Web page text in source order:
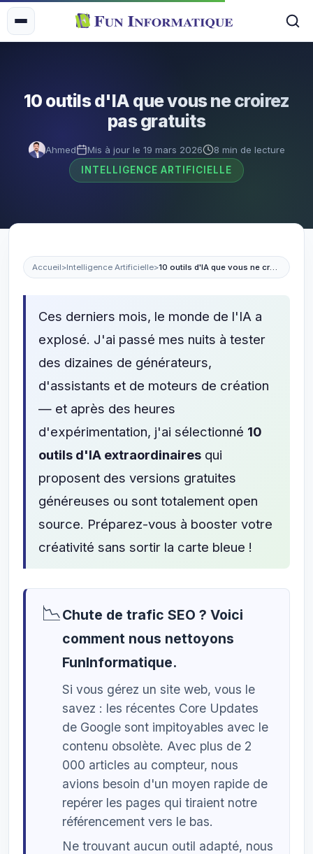
10 outils d'IA que vous ne croirez
pas gratuits
Ahmed Mis à jour le 19 mars 2026
8 min de lecture
INTELLIGENCE ARTIFICIELLE
Accueil>Intelligence Artificielle> 10 outils d'IA que vous ne croirez pas gratuits
Ces derniers mois, le monde de l'IA a
explosé. J'ai passé mes nuits à tester
des dizaines de générateurs,
d'assistants et de moteurs de création
— et après des heures
d'expérimentation, j'ai sélectionné 10
outils d'IA extraordinaires qui
proposent des versions gratuites
généreuses ou sont totalement open
source. Préparez-vous à booster votre
créativité sans sortir la carte bleue !
📉Chute de trafic SEO ? Voici
comment nous nettoyons
FunInformatique.
Si vous gérez un site web, vous le
savez : les récentes Core Updates
de Google sont impitoyables avec le
contenu obsolète. Avec plus de 2
000 articles au compteur, nous
avions besoin d'un moyen rapide de
repérer les pages qui tiraient notre
référencement vers le bas.
Ne trouvant aucun outil adapté, nous